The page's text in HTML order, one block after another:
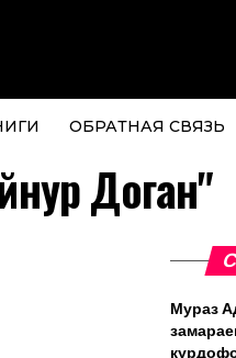
ОБРАТНАЯ СВЯЗЬ
Доган"
Мураз